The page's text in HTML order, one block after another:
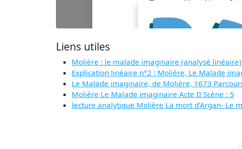
Liens utiles
Molière : le malade imaginaire (analysé linéaire)
Explication linéaire n°2 : Molière, Le Malade
Le Malade imaginaire, de Molière, 1673
Molière Le Malade imaginaire Acte II Scène : 5
lecture analytique Molière La mort d’Argan- Le